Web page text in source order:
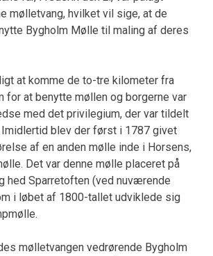
mølletvang, hvilket vil sige, at de
Bygholm Mølle til maling af deres
at komme de to-tre kilometer fra
for at benytte møllen og borgerne var
med det privilegium, der var tildelt
blev der først i 1787 givet
af en anden mølle inde i Horsens,
Det var denne mølle placeret på
hed Sparretoften (ved nuværende
i løbet af 1800-tallet udviklede sig
mølletvangen vedrørende Bygholm